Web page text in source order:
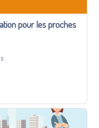
pour les proches